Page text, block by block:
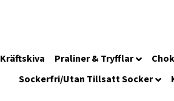
Kräftskiva Praliner & Tryfflar
Sockerfri/Utan Tillsatt Socker